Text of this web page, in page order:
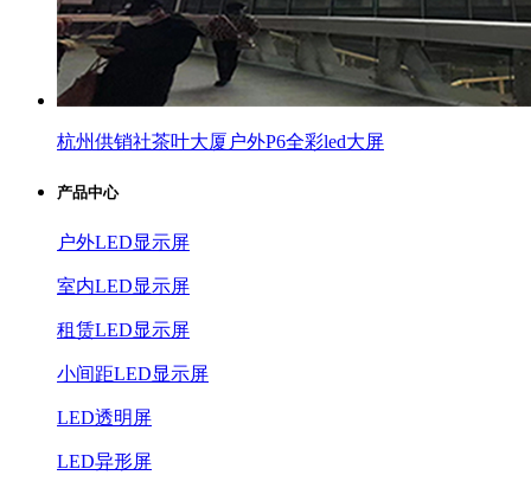
杭州供销社茶叶大厦户外P6全彩led大屏
产品中心
户外LED显示屏
室内LED显示屏
租赁LED显示屏
小间距LED显示屏
LED透明屏
LED异形屏